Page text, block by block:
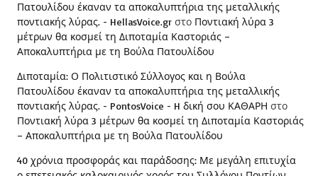
Πατουλίδου έκαναν τα αποκαλυπτήρια της μεταλλικής
ποντιακής λύρας. - HellasVoice.gr στο Ποντιακή λύρα 3
μέτρων θα κοσμεί τη Διποταμία Καστοριάς –
Αποκαλυπτήρια με τη Βούλα Πατουλίδου
Διποταμία: Ο Πολιτιστικό Σύλλογος και η Βούλα
Πατουλίδου έκαναν τα αποκαλυπτήρια της μεταλλικής
ποντιακής λύρας. - PontosVoice - H δική σου ΚΑΘΑΡΗ στο
Ποντιακή λύρα 3 μέτρων θα κοσμεί τη Διποταμία Καστοριάς
– Αποκαλυπτήρια με τη Βούλα Πατουλίδου
40 χρόνια προσφοράς και παράδοσης: Με μεγάλη επιτυχία